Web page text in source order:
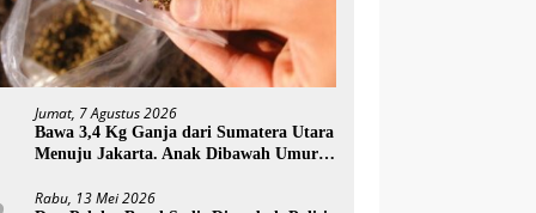
Jumat, 7 Agustus 2026
Bawa 3,4 Kg Ganja dari Sumatera Utara
Menuju Jakarta. Anak Dibawah Umur
Rabu, 13 Mei 2026